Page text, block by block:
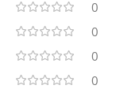
0
0
0
0